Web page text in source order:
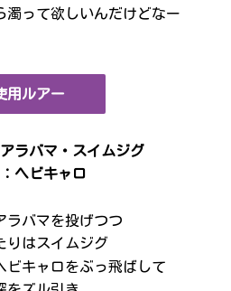
濁って欲しいんだけどなー
用ルアー
ラバマ・スイムジグ
ヘビキャロ
ラバマを投げつつ
りはスイムジグ
ビキャロをぶっ飛ばして